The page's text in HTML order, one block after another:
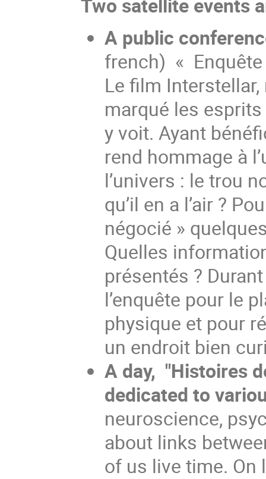
Two satellite events
A public
french) «
Le film
marqué les
y voit. Ayant
rend hommage à
l’univers : le trou
qu’il en a l’air ?
négocié »
Quelles
présentés ?
l’enquête pour le
physique et pour
un endroit bien
A day, "Histoires
dedicated to
neuroscience,
about links
of us live time.